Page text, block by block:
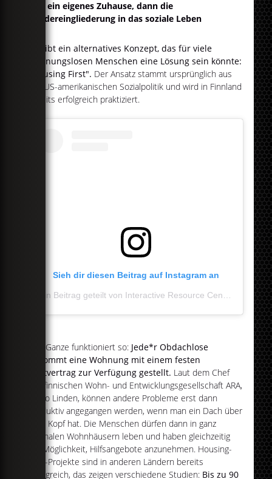
Erst ein eigenes Zuhause, dann die
Wiedereingliederung in das soziale Leben
Es gibt ein alternatives Konzept, das für viele
wohnungslosen Menschen eine Lösung sein könnte:
"Housing First". Der Ansatz stammt ursprünglich aus
der US-amerikanischen Sozialpolitik und wird in Finnland
bereits erfolgreich praktiziert.
Sieh dir diesen Beitrag auf Instagram an
Das Ganze funktioniert so: Jede*r Obdachlose
bekommt eine Wohnung mit einem festen
Mietvertrag zur Verfügung gestellt. Laut dem Chef
der finnischen Wohn- und Entwicklungs­gesellschaft ARA,
Jarmo Linden, können andere Probleme erst dann
produktiv angegangen werden, wenn man ein Dach über
dem Kopf hat. Die Menschen dürfen dann in ganz
normalen Wohnhäusern leben und haben gleichzeitig
die Möglichkeit, Hilfsangebote anzunehmen. Housing-
First-Projekte sind in anderen Ländern bereits
erfolgreich, das zeigen verschiedene Studien: Bis zu 90